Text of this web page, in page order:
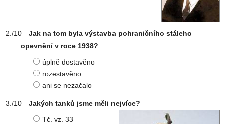
Jak na tom byla výstavba pohraničního stáleho
opevnění v roce 1938?
úplně dostavěno
rozestavěno
ani se nezačalo
Jakých tanků jsme měli nejvíce?
Tč. vz. 33